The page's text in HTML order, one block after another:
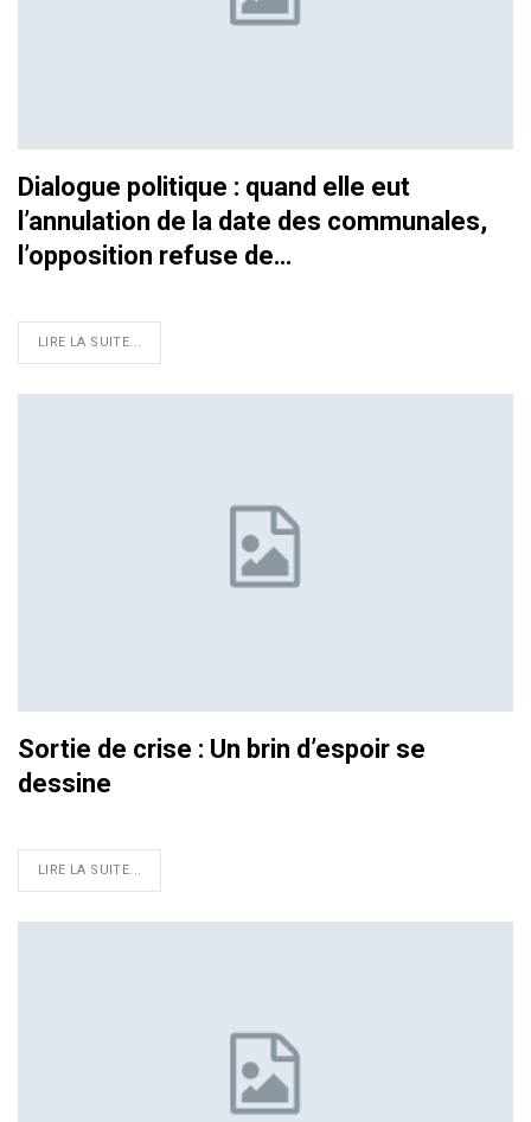
Dialogue politique : quand elle eut
l’annulation de la date des communales,
l’opposition refuse de…
LIRE LA SUITE...
Sortie de crise : Un brin d’espoir se
dessine
LIRE LA SUITE...